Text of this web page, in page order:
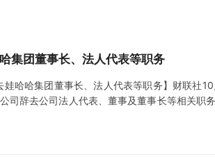
集团董事长、法人代表等职务
哈哈集团董事长、法人代表等职务】财联社
司辞去公司法人代表、董事及董事长等相关职